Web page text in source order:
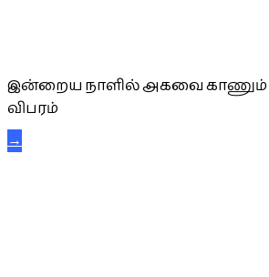
இன்றைய நாளில் அகவை காணும்
விபரம்
→